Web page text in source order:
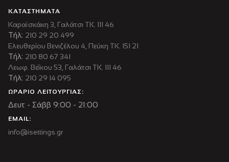
ΚΑΤΑΣΤΗΜΑΤΑ
Καραϊσκάκη 3, Γαλάτσι ΤΚ. 111 46
Τήλ: 210 29 20 499
Ελευθερίου Βενιζέλου 4, Πεύκη ΤΚ. 151 21
Τήλ: 210 80 67 341
Λεωφ. Βεΐκου 53, Γαλάτσι ΤΚ. 111 46
Τήλ: 210 29 14 095
ΩΡΑΡΙΟ ΛΕΙΤΟΥΡΓΙΑΣ:
Δευτ - Σάββ 9:00 - 21:00
EMAIL:
info@isettings.gr